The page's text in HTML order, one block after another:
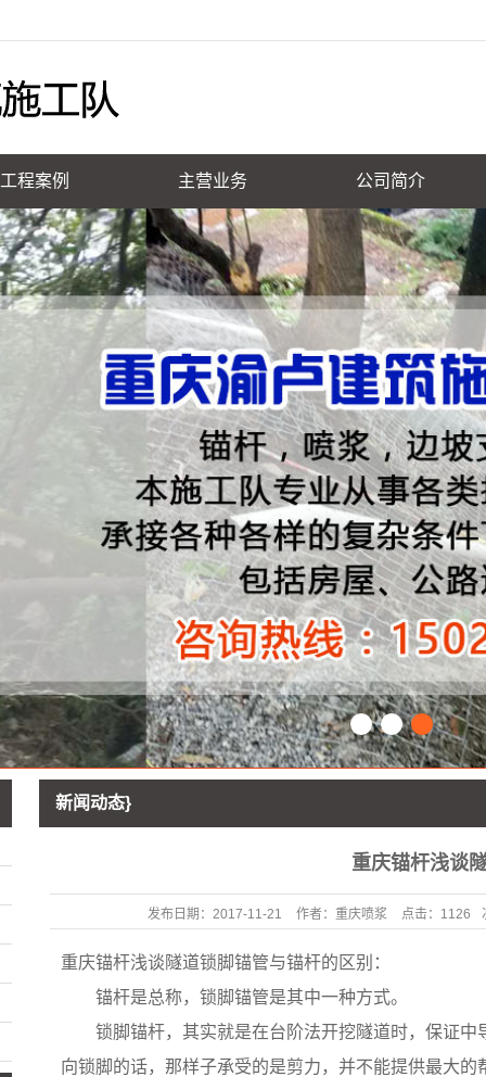
工程案例 主营业务 公司简介
1 2 3
新闻动态}
重庆锚杆浅谈
发布日期： 2017-11-21 作者： 重庆喷浆 点击： 1126
重庆锚杆浅谈隧道锁脚锚管与锚杆的区别：
锚杆是总称，锁脚锚管是其中一种方式。
锁脚锚杆，其实就是在台阶法开挖隧道时，保证中
向锁脚的话，那样子承受的是剪力，并不能提供最大